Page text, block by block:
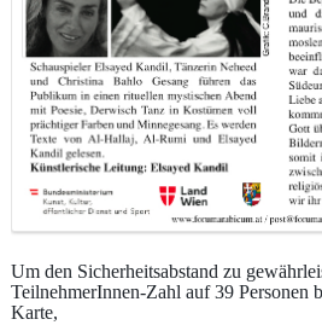
Um den Sicherheitsabstand zu
TeilnehmerInnen-Zahl auf 39 Personen
Karte,